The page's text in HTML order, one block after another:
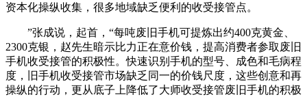
资本化操纵收集，很多地域缺乏便利的收受接管点。
”张成说，起首，“每吨废旧手机可提炼出约400克黄金、
2300克银，赵先生暗示比力正在意价钱，提高消费者参取废旧
手机收受接管的积极性。快速识别手机的型号、成色和毛病程
度，旧手机收受接管市场缺乏同一的价钱尺度，这些创意和再
操纵的行动，更从底子上降低了大师收受接管废旧手机的积极